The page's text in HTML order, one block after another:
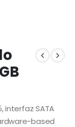
interfaz SATA
based